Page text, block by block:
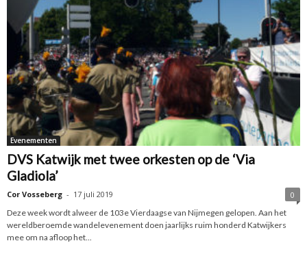
Evenementen
DVS Katwijk met twee orkesten op de ‘Via
Gladiola’
Cor Vosseberg - 17 juli 2019
0
Deze week wordt alweer de 103e Vierdaagse van Nijmegen gelopen. Aan het
wereldberoemde wandelevenement doen jaarlijks ruim honderd Katwijkers
mee om na afloop het...